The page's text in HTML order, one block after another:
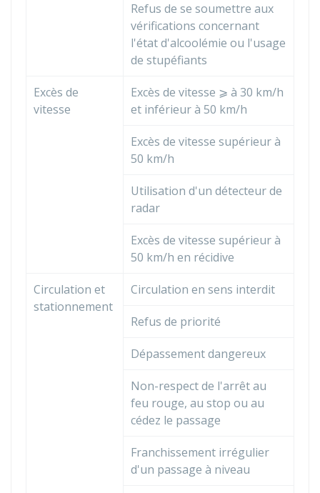
Refus de se soumettre aux
vérifications concernant
l'état d'alcoolémie ou l'usage
de stupéfiants
Excès de
vitesse
Excès de vitesse ⩾ à 30 km/h
et inférieur à 50 km/h
Excès de vitesse supérieur à
50 km/h
Utilisation d'un détecteur de
radar
Excès de vitesse supérieur à
50 km/h en récidive
Circulation et
stationnement
Circulation en sens interdit
Refus de priorité
Dépassement dangereux
Non-respect de l'arrêt au
feu rouge, au stop ou au
cédez le passage
Franchissement irrégulier
d'un passage à niveau